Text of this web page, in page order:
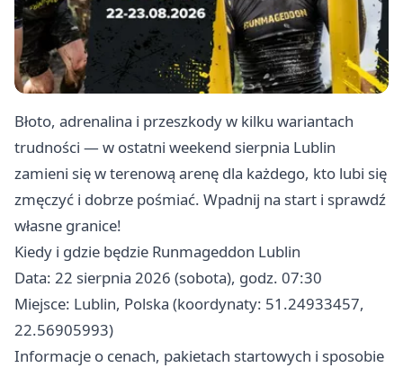
Błoto, adrenalina i przeszkody w kilku wariantach
trudności — w ostatni weekend sierpnia Lublin
zamieni się w terenową arenę dla każdego, kto lubi się
zmęczyć i dobrze pośmiać. Wpadnij na start i sprawdź
własne granice!
Kiedy i gdzie będzie Runmageddon Lublin
Data: 22 sierpnia 2026 (sobota), godz. 07:30
Miejsce: Lublin, Polska (koordynaty: 51.24933457,
22.56905993)
Informacje o cenach, pakietach startowych i sposobie